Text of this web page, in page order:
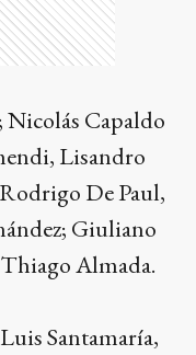
Capaldo
Lisandro
De Paul,
Giuliano
Almada.
Santamaría,